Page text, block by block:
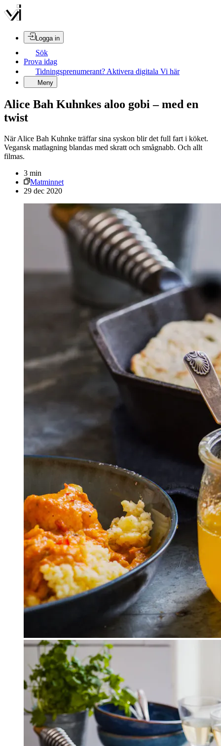
Logga in
Sök
Prova idag
Tidningsprenumerant? Aktivera digitala Vi här
Meny
Alice Bah Kuhnkes aloo gobi – med en
twist
När Alice Bah Kuhnke träffar sina syskon blir det full fart i köket.
Vegansk matlagning blandas med skratt och smågnabb. Och allt
filmas.
3 min
Matminnet
29 dec 2020